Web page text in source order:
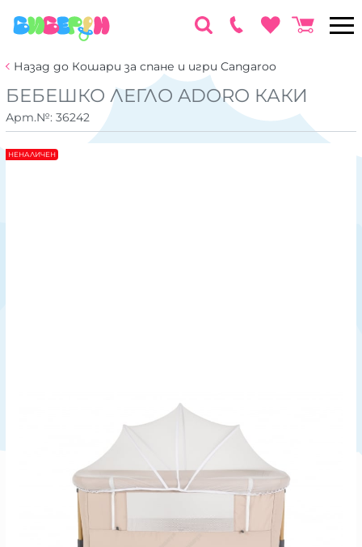
Назад до Кошари за спане и игри Cangaroo
БЕБЕШКО ЛЕГЛО ADORO КАКИ
Арт.№: 36242
НЕНАЛИЧЕН